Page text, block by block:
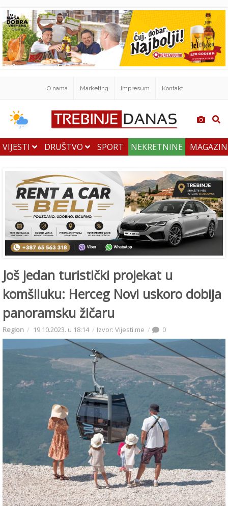
O nama Marketing Impresum Kontakt
VIJESTI DRUŠTVO SPORT NEKRETNINE
Još jedan turistički projekat u
komšiluku: Herceg Novi uskoro dobija
panoramsku žičaru
Region 19.10.2023. u 18:14 Izvor: Vijesti.me 0